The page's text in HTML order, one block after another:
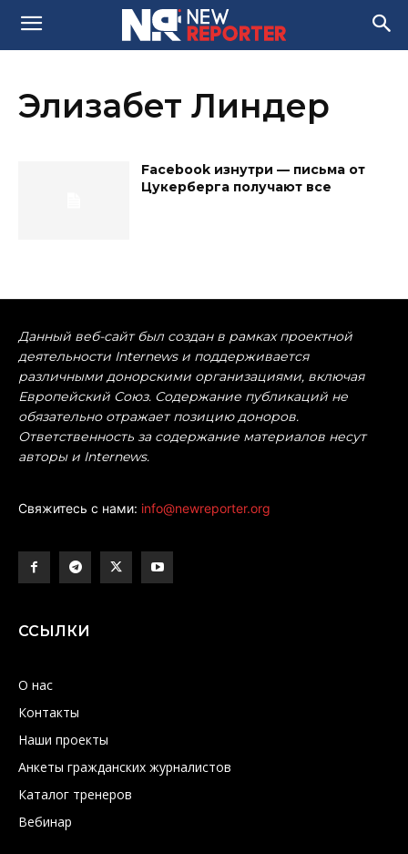
Элизабет Линдер
Facebook изнутри — письма от
Цукерберга получают все
Данный веб-сайт был создан в рамках проектной
деятельности Internews и поддерживается
различными донорскими организациями, включая
Европейский Союз. Содержание публикаций не
обязательно отражает позицию доноров.
Ответственность за содержание материалов несут
авторы и Internews.
Свяжитесь с нами: info@newreporter.org
ССЫЛКИ
О нас
Контакты
Наши проекты
Анкеты гражданских журналистов
Каталог тренеров
Вебинар